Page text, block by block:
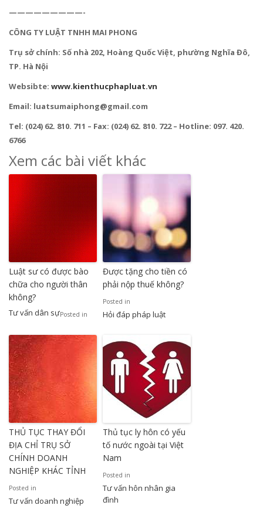
—————————-
CÔNG TY LUẬT TNHH MAI PHONG
Trụ sở chính: Số nhà 202, Hoàng Quốc Việt, phường Nghĩa Đô,
TP. Hà Nội
Websibte: www.kienthucphapluat.vn
Email: luatsumaiphong@gmail.com
Tel: (024) 62. 810. 711 – Fax: (024) 62. 810. 722 – Hotline: 097. 420.
6766
Xem các bài viết khác
Luật sư có được bào
chữa cho người thân
không?
Posted in
Tư vấn dân sự
Được tặng cho tiền có
phải nộp thuế không?
Posted in
Hỏi đáp pháp luật
THỦ TỤC THAY ĐỔI
ĐỊA CHỈ TRỤ SỞ
CHÍNH DOANH
NGHIỆP KHÁC TỈNH
Posted in
Tư vấn doanh nghiệp
Thủ tục ly hôn có yếu
tố nước ngoài tại Việt
Nam
Posted in
Tư vấn hôn nhân gia
đình